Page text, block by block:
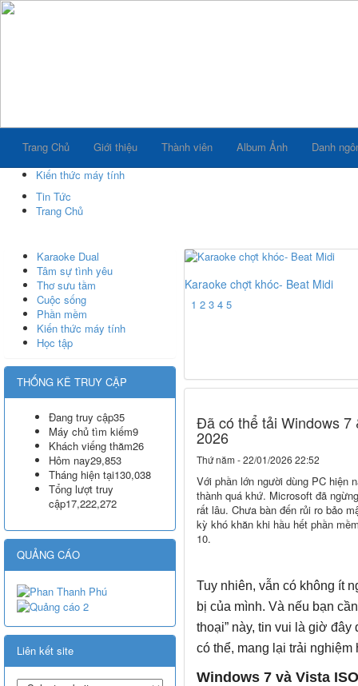
Trang Chủ Giới thiệu Thành viên Album Ảnh
Danh
Kiến thức máy tính
Tin Tức
Trang Chủ
Karaoke chợt khóc- Beat Midi
1 2 3 4 5
Đã có thể tải Windows 7
2026
Thứ năm - 22/01/2026 22:52
Với phần lớn người dùng PC hiện
thành quá khứ. Microsoft đã
rất lâu. Chưa bàn đến rủi ro bảo
kỳ khó khăn khi hầu hết phần
10.
Tuy nhiên, vẫn có không ít
bị của mình. Và nếu bạn
thoại” này, tin vui là giờ
có thể, mang lại trải nghiệm
Windows 7 và Vista
Karaoke Dual
Tâm sự tình yêu
Thơ sưu tầm
Cuộc sống
Phần mềm
Kiến thức máy tính
Học tập
THỐNG KÊ TRUY CẬP
Đang truy cập35
Máy chủ tìm kiếm9
Khách viếng thăm26
Hôm nay29,853
Tháng hiện tại130,038
Tổng lượt truy
cập17,222,272
QUẢNG CÁO
Liên kết site